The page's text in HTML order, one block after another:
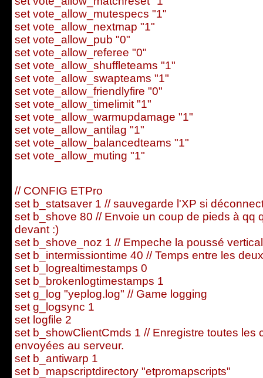
set vote_allow_mutespecs "1"
set vote_allow_nextmap "1"
set vote_allow_pub "0"
set vote_allow_referee "0"
set vote_allow_shuffleteams "1"
set vote_allow_swapteams "1"
set vote_allow_friendlyfire "0"
set vote_allow_timelimit "1"
set vote_allow_warmupdamage "1"
set vote_allow_antilag "1"
set vote_allow_balancedteams "1"
set vote_allow_muting "1"
// CONFIG ETPro
set b_statsaver 1 // sauvegarde l'XP si
set b_shove 80 // Envoie un coup de pieds à qq
devant :)
set b_shove_noz 1 // Empeche la poussé
set b_intermissiontime 40 // Temps entre les
set b_logrealtimestamps 0
set b_brokenlogtimestamps 1
set g_log "yeplog.log" // Game logging
set g_logsync 1
set logfile 2
set b_showClientCmds 1 // Enregistre toutes les
envoyées au serveur.
set b_antiwarp 1
set b_mapscriptdirectory "etpromapscripts"